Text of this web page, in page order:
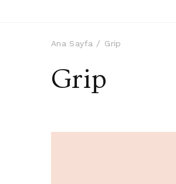
Ana Sayfa Grip
Grip